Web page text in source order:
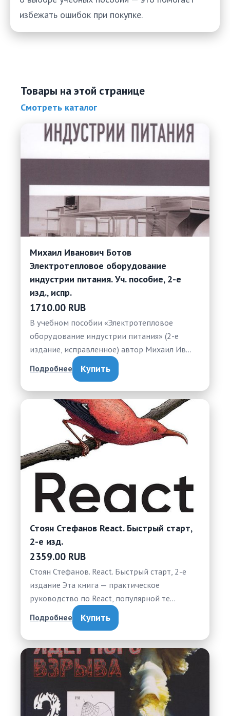
избежать ошибок при покупке.
Товары на этой странице
Смотреть каталог
Михаил Иванович Ботов
Электротепловое оборудование
индустрии питания. Уч. пособие, 2-е
изд., испр.
1710.00 RUB
В учебном пособии «Электротепловое
оборудование индустрии питания» (2-е
издание, исправленное) автор Михаил Ив…
Подробнее Купить
Стоян Стефанов React. Быстрый старт,
2-е изд.
2359.00 RUB
Стоян Стефанов. React. Быстрый старт, 2-е
издание Эта книга — практическое
руководство по React, популярной те…
Подробнее Купить